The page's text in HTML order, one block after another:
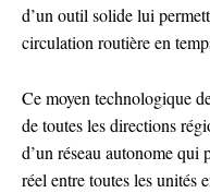
d’un outil solide lui
circulation routière en
Ce moyen technologique
de toutes les directions
d’un réseau autonome qui
réel entre toutes les unités